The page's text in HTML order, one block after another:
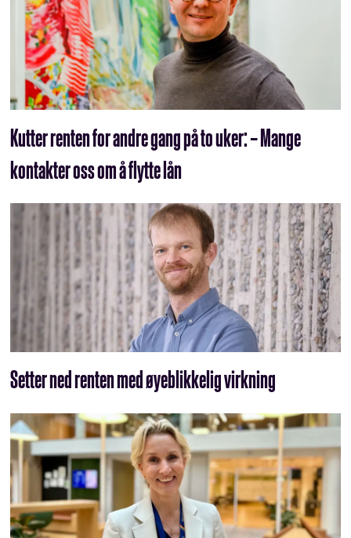
Kutter renten for andre gang på to uker: – Mange
kontakter oss om å flytte lån
Setter ned renten med øyeblikkelig virkning